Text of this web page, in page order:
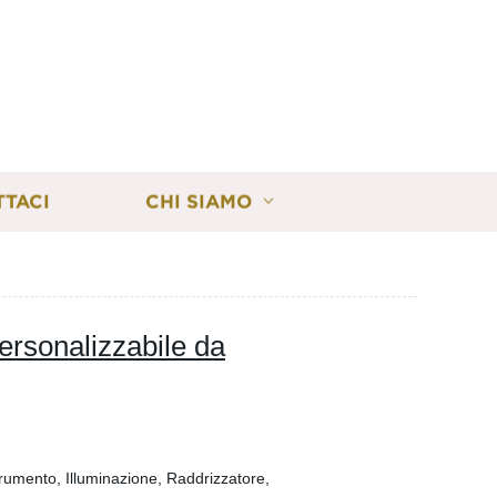
CHI SIAMO
da
Illuminazione, Raddrizzatore,